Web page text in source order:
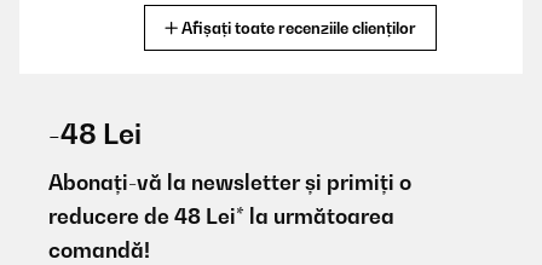
ab. Habe schon mehrere Artikel von Klarstein. Kann ich nur
empfehlen.
Afișați toate recenziile clienților
-48 Lei
Abonați-vă la newsletter și primiți o
reducere de 48 Lei* la următoarea
comandă!